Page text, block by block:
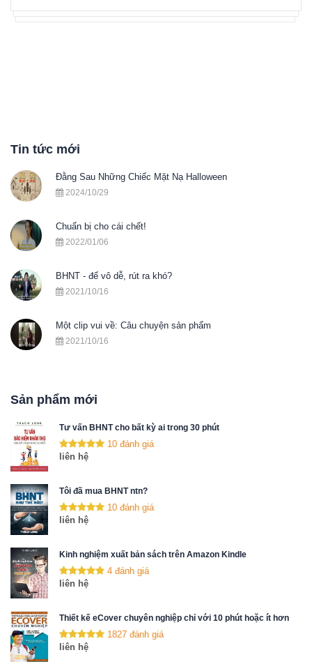
Tin tức mới
Đằng Sau Những Chiếc Mặt Nạ Halloween
2024/10/29
Chuẩn bị cho cái chết!
2022/01/06
BHNT - để vô dễ, rút ra khó?
2021/10/16
Một clip vui về: Câu chuyện sản phẩm
2021/10/16
Sản phẩm mới
Tư vấn BHNT cho bất kỳ ai trong 30 phút
10 đánh giá
liên hệ
Tôi đã mua BHNT ntn?
10 đánh giá
liên hệ
Kinh nghiệm xuất bản sách trên Amazon Kindle
4 đánh giá
liên hệ
Thiết kế eCover chuyên nghiệp chỉ với 10 phút hoặc ít hơn
1827 đánh giá
liên hệ